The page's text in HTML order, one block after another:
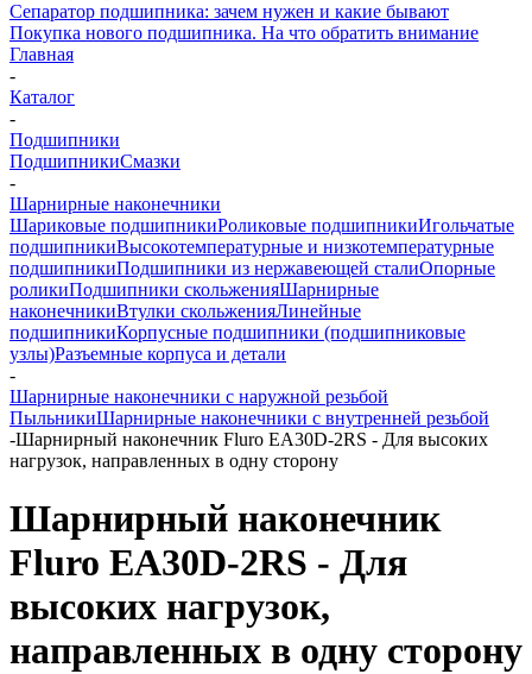
Сепаратор подшипника: зачем нужен и какие бывают
Покупка нового подшипника. На что обратить внимание
Главная
-
Каталог
-
Подшипники
ПодшипникиСмазки
-
Шарнирные наконечники
Шариковые подшипникиРоликовые подшипникиИгольчатые
подшипникиВысокотемпературные и низкотемпературные
подшипникиПодшипники из нержавеющей сталиОпорные
роликиПодшипники скольженияШарнирные
наконечникиВтулки скольженияЛинейные
подшипникиКорпусные подшипники (подшипниковые
узлы)Разъемные корпуса и детали
-
Шарнирные наконечники с наружной резьбой
ПыльникиШарнирные наконечники с внутренней резьбой
-Шарнирный наконечник Fluro EA30D-2RS - Для высоких
нагрузок, направленных в одну сторону
Шарнирный наконечник
Fluro EA30D-2RS - Для
высоких нагрузок,
направленных в одну сторону